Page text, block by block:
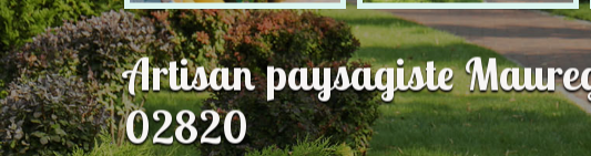
Artisan paysagiste
02820